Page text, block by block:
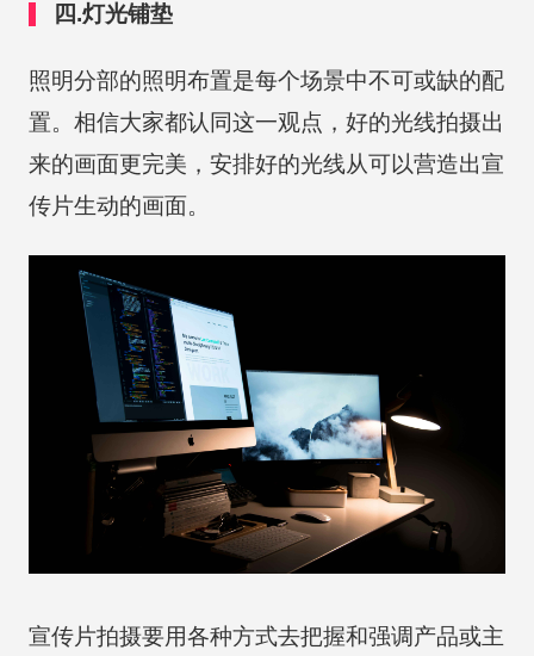
四.灯光铺垫
照明分部的照明布置是每个场景中不可或缺的配
置。相信大家都认同这一观点，好的光线拍摄出
来的画面更完美，安排好的光线从可以营造出宣
传片生动的画面。
宣传片拍摄要用各种方式去把握和强调产品或主